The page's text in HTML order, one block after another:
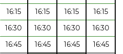
16:15 16:15 16:15
16:15
16:30 16:30 16:30
16:30
16:45 16:45 16:45
16:45